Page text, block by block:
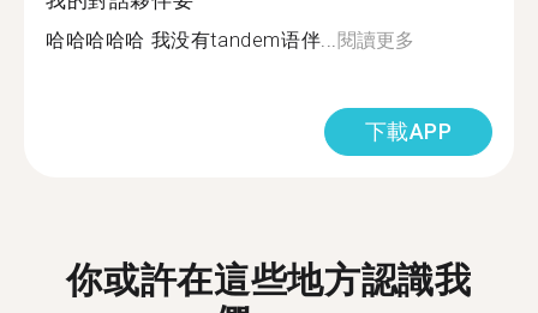
哈哈哈哈哈 我没有tandem语伴...閱讀更多
下載APP
你或許在這些地方認識我